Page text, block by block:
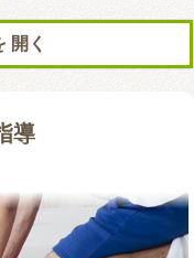
せ
グ
導